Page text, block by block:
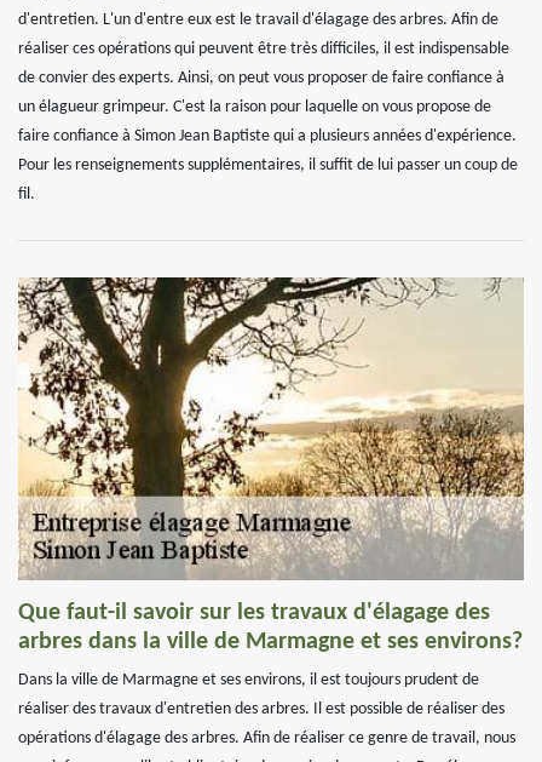
d'entretien. L'un d'entre eux est le travail d'élagage des arbres. Afin de
réaliser ces opérations qui peuvent être très difficiles, il est indispensable
de convier des experts. Ainsi, on peut vous proposer de faire confiance à
un élagueur grimpeur. C'est la raison pour laquelle on vous propose de
faire confiance à Simon Jean Baptiste qui a plusieurs années d'expérience.
Pour les renseignements supplémentaires, il suffit de lui passer un coup de
fil.
Que faut-il savoir sur les travaux d'élagage des
arbres dans la ville de Marmagne et ses environs?
Dans la ville de Marmagne et ses environs, il est toujours prudent de
réaliser des travaux d'entretien des arbres. Il est possible de réaliser des
opérations d'élagage des arbres. Afin de réaliser ce genre de travail, nous